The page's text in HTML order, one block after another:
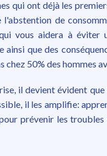
qui ont déjà les
l'abstention de
vous aidera à éviter
ainsi que des
chez 50% des hommes
il devient évident
il les amplifie:
prévenir les troubles